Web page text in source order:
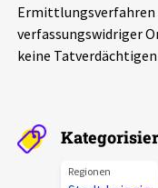
Leipziger Zustände
Phänomene
Ermittlungsverfahren
verfassungswidriger
keine
Regionen